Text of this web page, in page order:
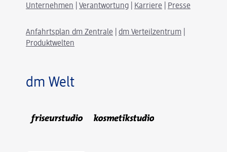
Unternehmen Verantwortung Karriere Presse
Anfahrtsplan dm Zentrale dm Verteilzentrum
Produktwelten
dm Welt